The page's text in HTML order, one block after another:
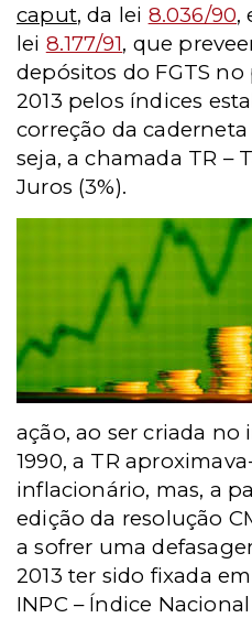
caput, da lei 8.036/90,
lei 8.177/91, que
depósitos do FGTS no
2013 pelos índices
correção da
seja, a chamada TR –
Juros (3%).
ação, ao ser criada no
1990, a TR
inflacionário, mas, a
edição da resolução
a sofrer uma
2013 ter sido fixada
INPC – Índice